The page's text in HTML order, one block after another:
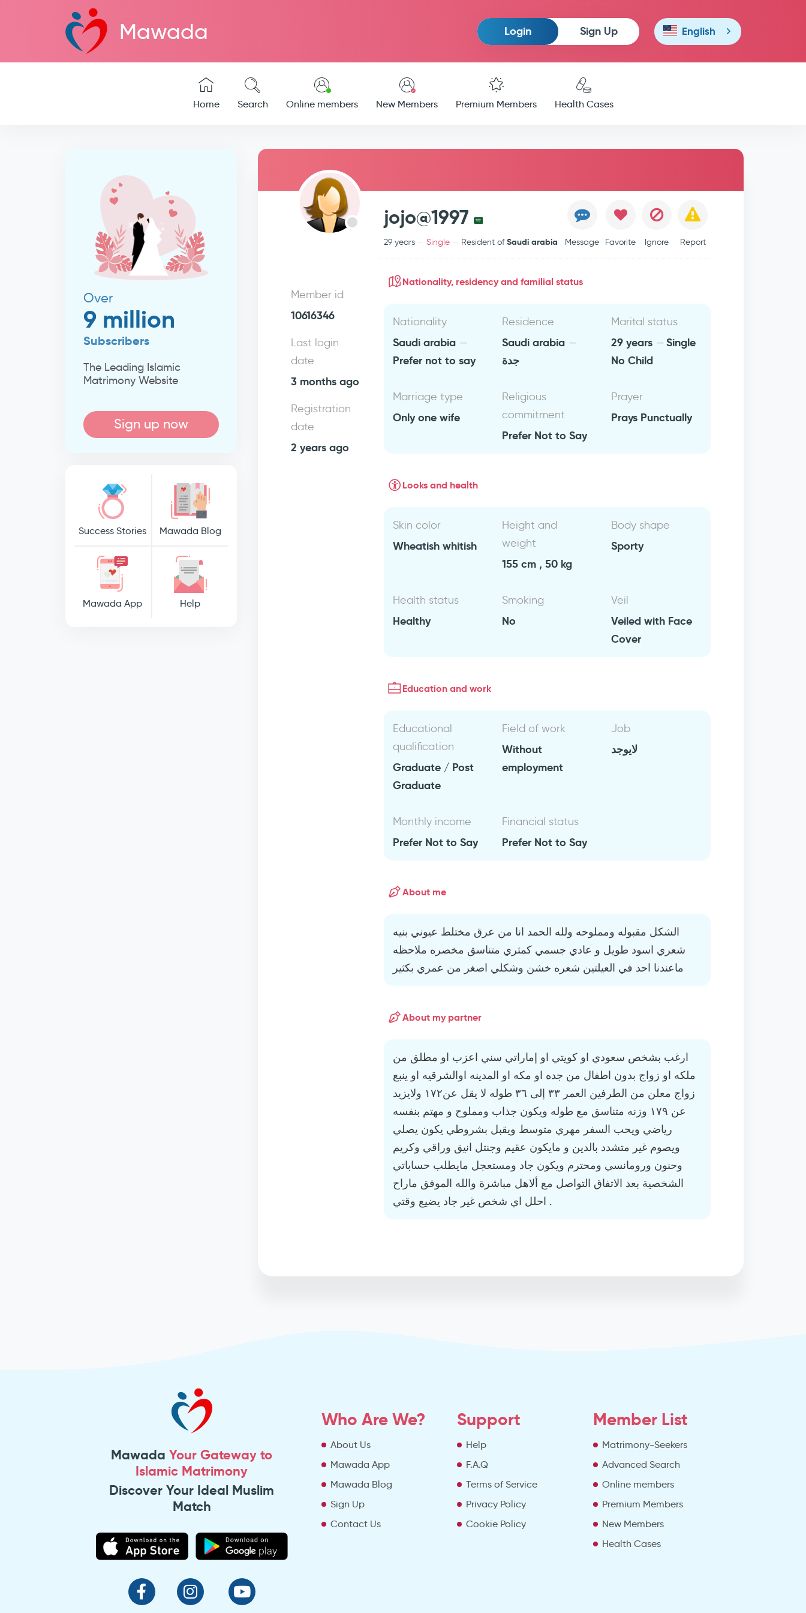
Mawada Login Sign Up English
Home Search Online members New Members Premium Members Health Cases
Over
9 million
Subscribers
The Leading Islamic
Matrimony Website
Sign up now
Success Stories Mawada Blog
Mawada App Help
jojo@1997
29 years Single Resident ofSaudi arabia Message Favorite Ignore Report
Member id
10616346
Last login
date
3 months ago
Registration
date
2 years ago
Nationality, residency and familial status
Nationality
Saudi arabia
Prefer not to say
Residence
Saudi arabia
جدة
Marital status
29 years
Single
No Child
Marriage type
Only one wife
Religious
commitment
Prefer Not to Say
Prayer
Prays Punctually
Looks and health
Skin color
Wheatish whitish
Height and
weight
155 cm , 50 kg
Body shape
Sporty
Health status
Healthy
Smoking
No
Veil
Veiled with Face
Cover
Education and work
Educational
qualification
Graduate / Post
Graduate
Field of work
Without
employment
Job
لايوجد
Monthly income
Prefer Not to Say
Financial status
Prefer Not to Say
About me
الشكل مقبوله ومملوحه ولله الحمد انا من عرق مختلط عيوني بنيه
شعري اسود طويل و عادي جسمي كمثري متناسق مخصره ملاحظه
ماعندنا احد في العيلتين شعره خشن وشكلي اصغر من عمري بكثير
About my partner
ارغب بشخص سعودي او كويتي او إماراتي سني اعزب او مطلق من
ملكه او زواج بدون اطفال من جده او مكه او المدينه اوالشرقيه او ينبع
زواج معلن من الطرفين العمر ٣٣ إلى ٣٦ طوله لا يقل عن١٧٢ ولايزيد
عن ١٧٩ وزنه متناسق مع طوله ويكون جذاب ومملوح و مهتم بنفسه
رياضي ويحب السفر مهري متوسط ويقبل بشروطي يكون يصلي
ويصوم غير متشدد بالدين و مايكون عقيم وجنتل انيق وراقي وكريم
وحنون ورومانسي ومحترم ويكون جاد ومستعجل مايطلب حساباتي
الشخصية بعد الاتفاق التواصل مع ألاهل مباشرة والله الموفق ماراح
احلل اي شخص غير جاد يضيع وقتي .
MawadaYour Gateway to
Islamic Matrimony
Discover Your Ideal Muslim
Match
Who Are We?
About Us
Mawada App
Mawada Blog
Sign Up
Contact Us
Support
Help
F.A.Q
Terms of Service
Privacy Policy
Cookie Policy
Member List
Matrimony-Seekers
Advanced Search
Online members
Premium Members
New Members
Health Cases